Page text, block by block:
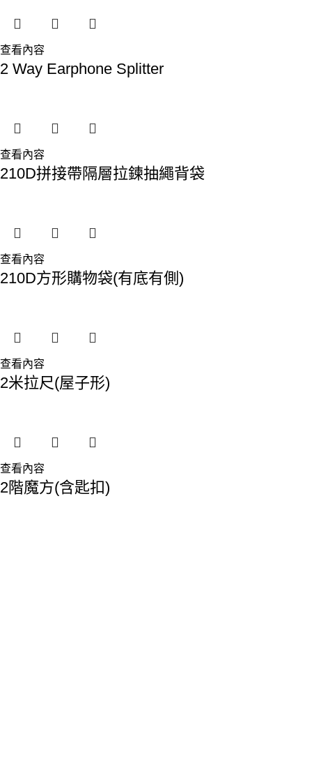
查看內容
2 Way Earphone Splitter
查看內容
210D拼接帶隔層拉鍊抽繩背袋
查看內容
210D方形購物袋(有底有側)
查看內容
2米拉尺(屋子形)
查看內容
2階魔方(含匙扣)